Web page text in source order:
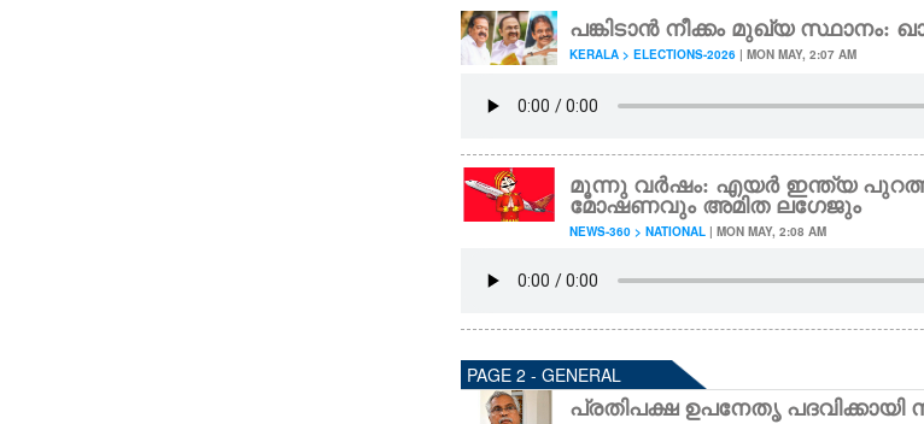
പങ്കിടാൻ നീക്കം മുഖ്യ സ്ഥാനം:
KERALA > ELECTIONS-2026| MON MAY, 2:07 AM
മൂന്നു വർഷം: എയർ ഇന്ത്യ
മോഷണവും അമിത ലഗേജും
NEWS-360 > NATIONAL| MON MAY, 2:08 AM
PAGE 2 - GENERAL
പ്രതിപക്ഷ ഉപനേതൃ